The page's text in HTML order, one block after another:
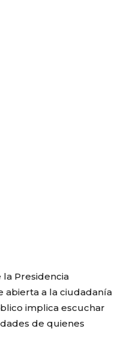
la Presidencia
abierta a la ciudadanía
implica escuchar
de quienes